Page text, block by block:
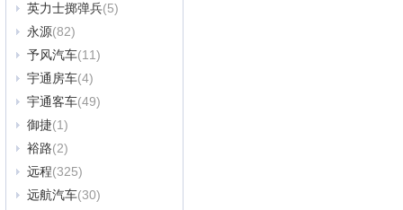
英力士掷弹兵(5)
永源(82)
予风汽车(11)
宇通房车(4)
宇通客车(49)
御捷(1)
裕路(2)
远程(325)
远航汽车(30)